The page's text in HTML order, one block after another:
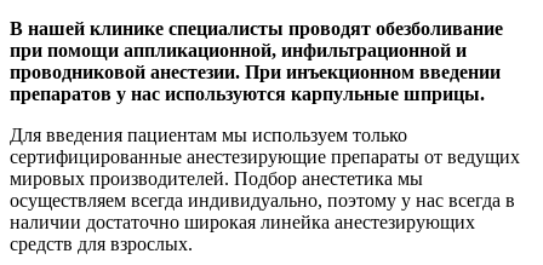
В нашей клинике специалисты проводят обезболивание
при помощи аппликационной, инфильтрационной и
проводниковой анестезии. При инъекционном введении
препаратов у нас используются карпульные шприцы.
Для введения пациентам мы используем только
сертифицированные анестезирующие препараты от ведущих
мировых производителей. Подбор анестетика мы
осуществляем всегда индивидуально, поэтому у нас всегда в
наличии достаточно широкая линейка анестезирующих
средств для взрослых.